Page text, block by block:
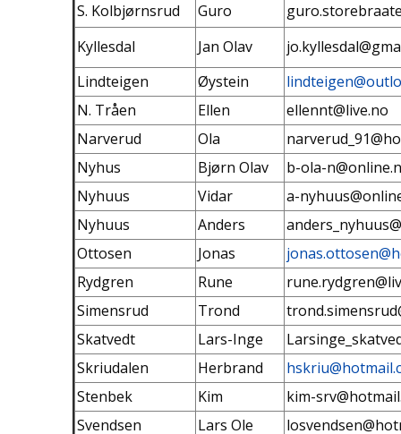
S. Kolbjørnsrud
Guro
Kyllesdal
Jan Olav
Lindteigen
Øystein
N. Tråen
Ellen
ellennt@live.no
Narverud
Ola
Nyhus
Bjørn Olav
b-ola-
Nyhuus
Vidar
a-
Nyhuus
Anders
Ottosen
Jonas
Rydgren
Rune
Simensrud
Trond
Skatvedt
Lars-Inge
Skriudalen
Herbrand
Stenbek
Kim
kim-
Svendsen
Lars Ole